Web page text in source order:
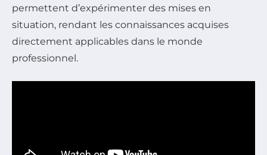
permettent d’expérimenter des mises en
situation, rendant les connaissances acquises
directement applicables dans le monde
professionnel.